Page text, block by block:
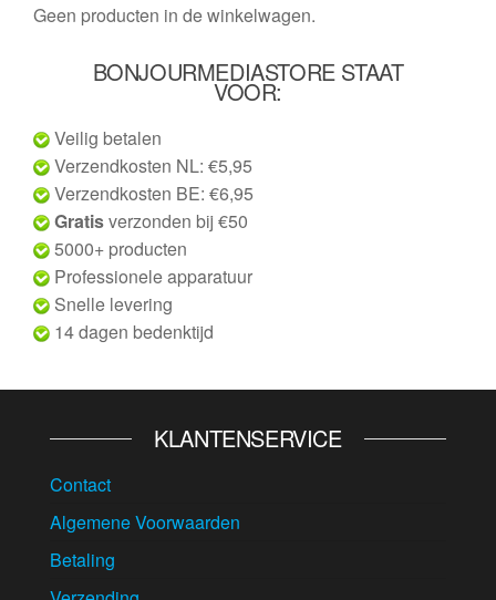
Geen producten in de winkelwagen.
BONJOURMEDIASTORE STAAT
VOOR:
Veilig betalen
Verzendkosten NL: €5,95
Verzendkosten BE: €6,95
Gratisverzonden bij €50
5000+ producten
Professionele apparatuur
Snelle levering
14 dagen bedenktijd
KLANTENSERVICE
Contact
Algemene Voorwaarden
Betaling